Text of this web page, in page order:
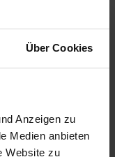
Über Cookies
Anzeigen zu
Medien anbieten
Website zu